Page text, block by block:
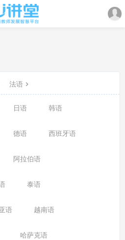
法语
日语 韩语
德语 西班牙语
阿拉伯语
泰语
语 越南语
哈萨克语